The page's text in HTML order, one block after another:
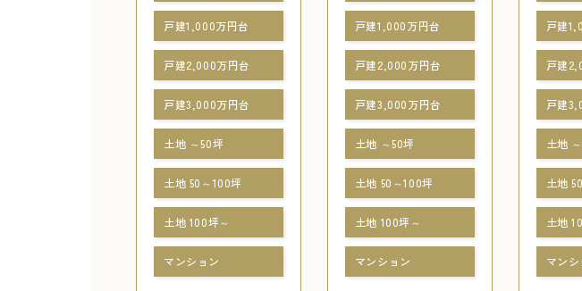
戸建1,000万円台
戸建2,000万円台
戸建3,000万円台
土地 ～50坪
土地 50～100坪
土地 100坪～
マンション
戸建1,000万円台
戸建2,000万円台
戸建3,000万円台
土地 ～50坪
土地 50～100坪
土地 100坪～
マンション
戸建
戸建
戸建
土地
土地
土地
マンシ